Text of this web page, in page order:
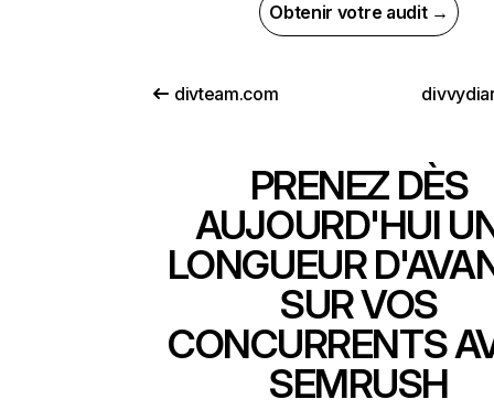
Obtenir votre audit →
divteam.com
PRENEZ DÈS
AUJOURD'HUI
LONGUEUR
SUR VOS
CONCURRENTS
SEMRUSH